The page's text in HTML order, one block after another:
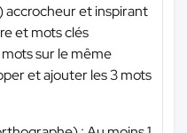
accrocheur et inspirant
et mots clés
sur le même
et ajouter les 3 mots